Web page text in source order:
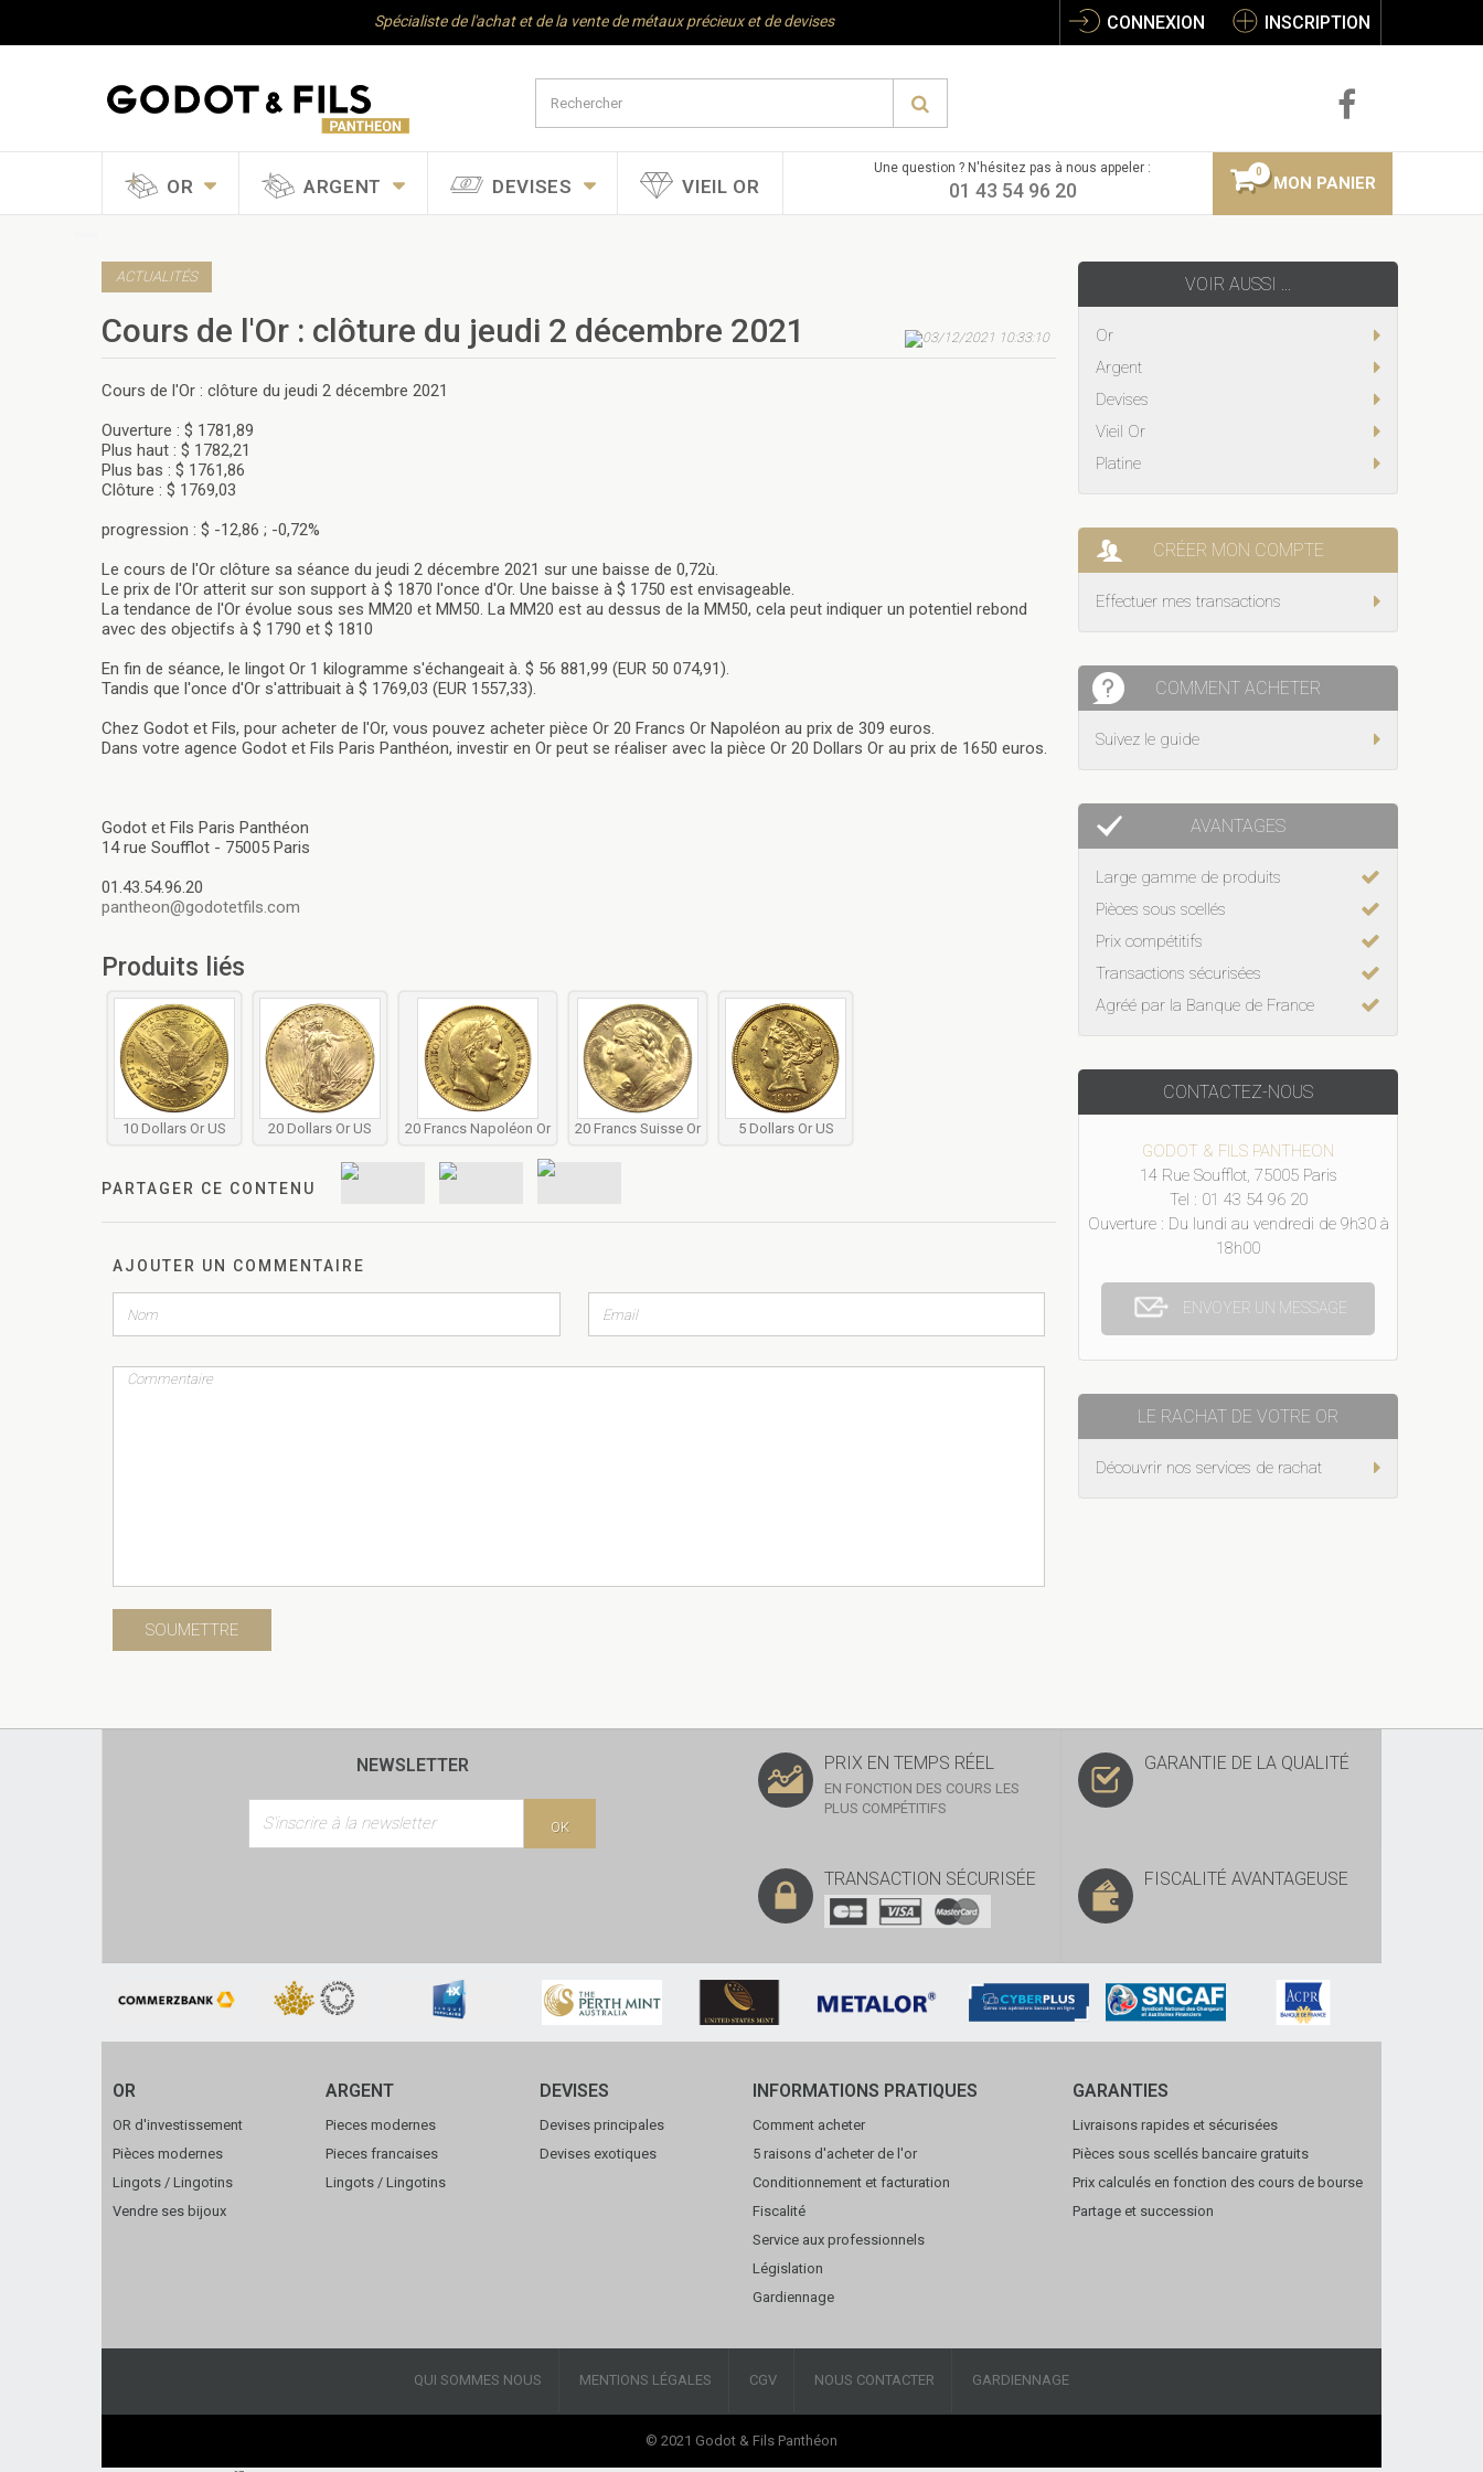
Spécialiste de l'achat et de la vente de métaux précieux et de devises CONNEXION INSCRIPTION
OR ARGENT DEVISES VIEIL OR
Une question ? N'hésitez pas à nous appeler :
01 43 54 96 20 MON PANIER
0
ACTUALITÉS
Cours de l'Or : clôture du jeudi 2 décembre 2021 03/12/2021 10:33:10
Cours de l'Or : clôture du jeudi 2 décembre 2021
Ouverture : $ 1781,89
Plus haut : $ 1782,21
Plus bas : $ 1761,86
Clôture : $ 1769,03
progression : $ -12,86 ; -0,72%
Le cours de l'Or clôture sa séance du jeudi 2 décembre 2021 sur une baisse de 0,72ù.
Le prix de l'Or atterit sur son support à $ 1870 l'once d'Or. Une baisse à $ 1750 est envisageable.
La tendance de l'Or évolue sous ses MM20 et MM50. La MM20 est au dessus de la MM50, cela peut indiquer un potentiel rebond
avec des objectifs à $ 1790 et $ 1810
En fin de séance, le lingot Or 1 kilogramme s'échangeait à. $ 56 881,99 (EUR 50 074,91).
Tandis que l'once d'Or s'attribuait à $ 1769,03 (EUR 1557,33).
Chez Godot et Fils, pour acheter de l'Or, vous pouvez acheter pièce Or 20 Francs Or Napoléon au prix de 309 euros.
Dans votre agence Godot et Fils Paris Panthéon, investir en Or peut se réaliser avec la pièce Or 20 Dollars Or au prix de 1650 euros.
Godot et Fils Paris Panthéon
14 rue Soufflot - 75005 Paris
01.43.54.96.20
pantheon@godotetfils.com
Produits liés
10 Dollars Or US 20 Dollars Or US 20 Francs Napoléon Or 20 Francs Suisse Or 5 Dollars Or US
PARTAGER CE CONTENU
AJOUTER UN COMMENTAIRE
VOIR AUSSI ...
Or
Argent
Devises
Vieil Or
Platine
CRÉER MON COMPTE
Effectuer mes transactions
COMMENT ACHETER
Suivez le guide
AVANTAGES
Large gamme de produits
Pièces sous scellés
Prix compétitifs
Transactions sécurisées
Agréé par la Banque de France
CONTACTEZ-NOUS
GODOT & FILS PANTHEON
14 Rue Soufflot, 75005 Paris
Tel : 01 43 54 96 20
Ouverture : Du lundi au vendredi de 9h30 à
18h00
ENVOYER UN MESSAGE
LE RACHAT DE VOTRE OR
Découvrir nos services de rachat
NEWSLETTER
OK
PRIX EN TEMPS RÉEL
EN FONCTION DES COURS LES
PLUS COMPÉTITIFS
GARANTIE DE LA QUALITÉ
TRANSACTION SÉCURISÉE FISCALITÉ AVANTAGEUSE
OR
OR d'investissement
Pièces modernes
Lingots / Lingotins
Vendre ses bijoux
ARGENT
Pieces modernes
Pieces francaises
Lingots / Lingotins
DEVISES
Devises principales
Devises exotiques
INFORMATIONS PRATIQUES
Comment acheter
5 raisons d'acheter de l'or
Conditionnement et facturation
Fiscalité
Service aux professionnels
Législation
Gardiennage
GARANTIES
Livraisons rapides et sécurisées
Pièces sous scellés bancaire gratuits
Prix calculés en fonction des cours de bourse
Partage et succession
QUI SOMMES NOUS MENTIONS LÉGALES CGV NOUS CONTACTER GARDIENNAGE
© 2021 Godot & Fils Panthéon